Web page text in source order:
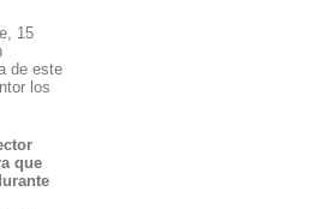
15
de este
los
que